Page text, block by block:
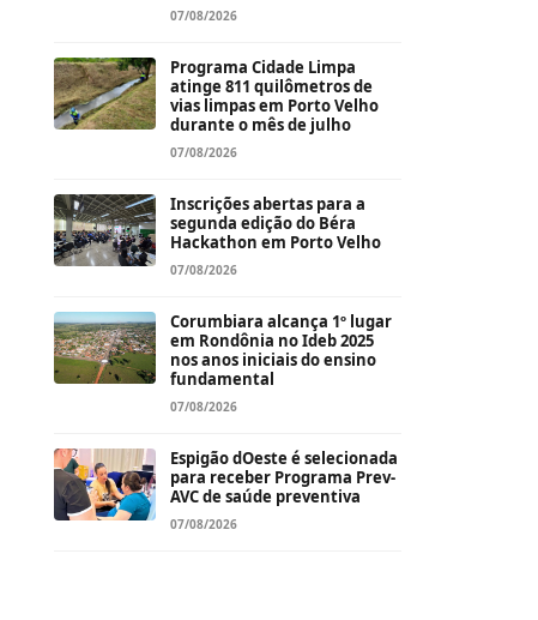
07/08/2026
Programa Cidade Limpa
atinge 811 quilômetros de
vias limpas em Porto Velho
durante o mês de julho
07/08/2026
Inscrições abertas para a
segunda edição do Béra
Hackathon em Porto Velho
07/08/2026
Corumbiara alcança 1º lugar
em Rondônia no Ideb 2025
nos anos iniciais do ensino
fundamental
07/08/2026
Espigão dOeste é selecionada
para receber Programa Prev-
AVC de saúde preventiva
07/08/2026